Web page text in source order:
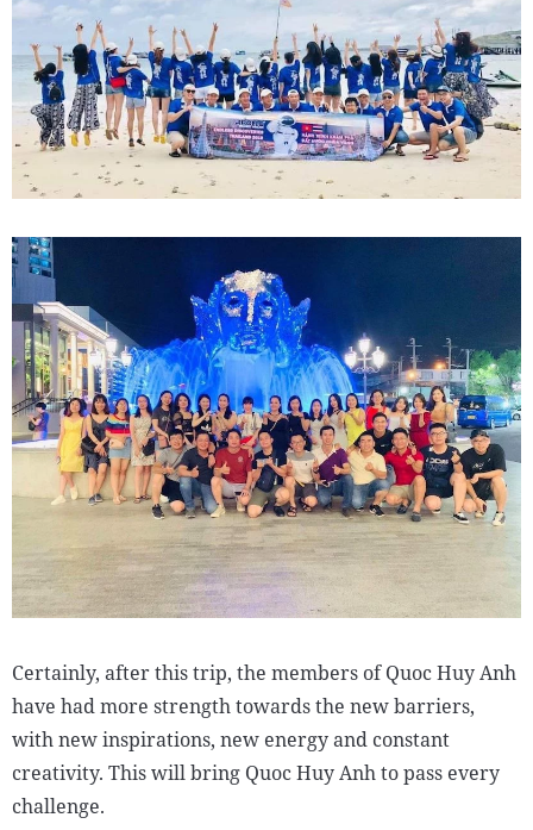
Certainly, after this trip, the members of Quoc Huy Anh
have had more strength towards the new barriers,
with new inspirations, new energy and constant
creativity. This will bring Quoc Huy Anh to pass every
challenge.